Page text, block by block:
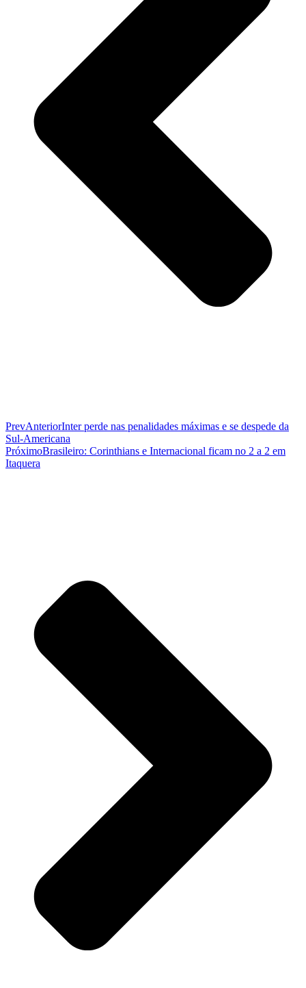
PrevAnteriorInter perde nas penalidades máximas e se despede da
Sul-Americana
PróximoBrasileiro: Corinthians e Internacional ficam no 2 a 2 em
Itaquera